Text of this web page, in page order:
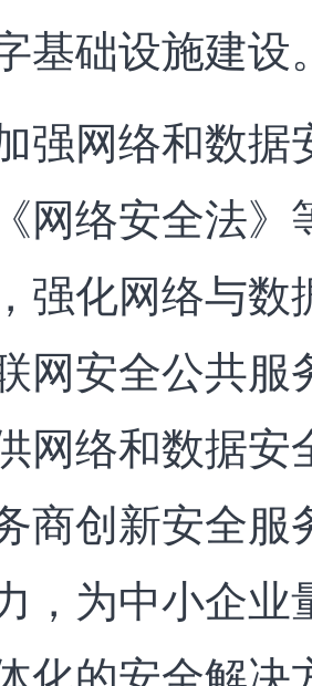
基础设施建设
强网络和数
网络安全法》
强化网络与数
网安全公共服
网络和数据安
商创新安全服
，为中小企业